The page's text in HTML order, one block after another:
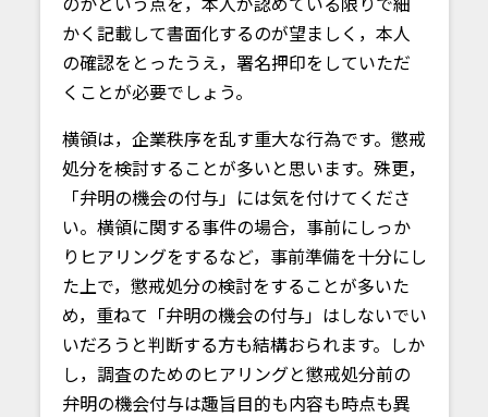
かく記載して書面化するのが望ましく，本人
の確認をとったうえ，署名押印をしていただ
くことが必要でしょう。
横領は，企業秩序を乱す重大な行為です。懲戒
処分を検討することが多いと思います。殊更，
「弁明の機会の付与」には気を付けてくださ
い。横領に関する事件の場合，事前にしっか
りヒアリングをするなど，事前準備を十分にし
た上で，懲戒処分の検討をすることが多いた
め，重ねて「弁明の機会の付与」はしないでい
いだろうと判断する方も結構おられます。しか
し，調査のためのヒアリングと懲戒処分前の
弁明の機会付与は趣旨目的も内容も時点も異